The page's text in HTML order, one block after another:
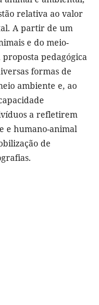
relativa ao valor
A partir de um
e do meio-
pedagógica
formas de
ambiente e, ao
a refletirem
e humano-animal
de